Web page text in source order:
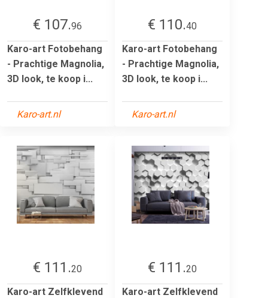
€ 107.96
Karo-art Fotobehang
- Prachtige Magnolia,
3D look, te koop i...
Karo-art.nl
€ 110.40
Karo-art Fotobehang
- Prachtige Magnolia,
3D look, te koop i...
Karo-art.nl
€ 111.20
Karo-art Zelfklevend
€ 111.20
Karo-art Zelfklevend